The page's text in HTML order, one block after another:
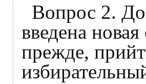
Вопрос 2.
введена
прежде,